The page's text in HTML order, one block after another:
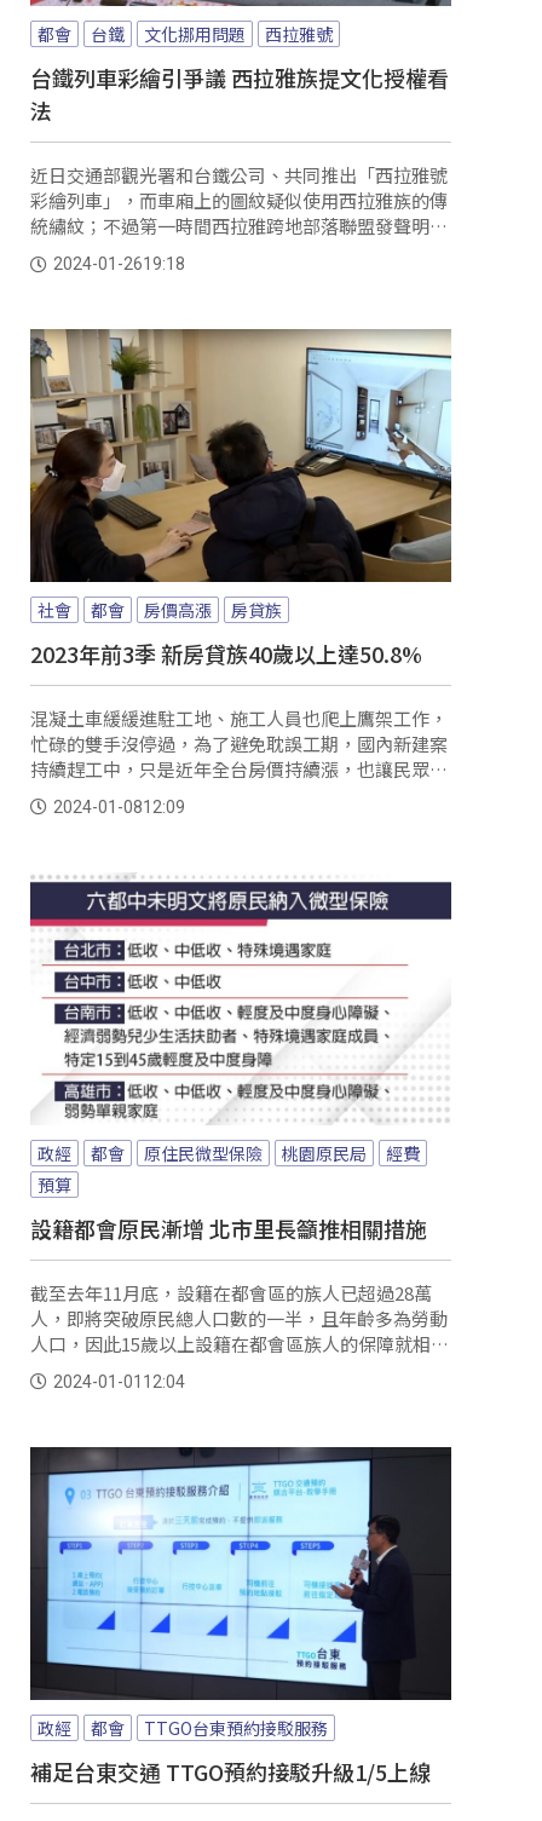
都會 台鐵 文化挪用問題 西拉雅號
台鐵列車彩繪引爭議 西拉雅族提文化授權看
法
近日交通部觀光署和台鐵公司、共同推出「西拉雅號
彩繪列車」，而車廂上的圖紋疑似使用西拉雅族的傳
統繡紋；不過第一時間西拉雅跨地部落聯盟發聲明表
示，彩繪列車是交通部觀光署為西拉雅國家風景區的
推廣及宣傳而設計，和推廣西拉雅族文化或肯認西拉
明。
2024-01-2619:18
社會 都會 房價高漲 房貸族
2023年前3季 新房貸族40歲以上達50.8%
混凝土車緩緩進駐工地、施工人員也爬上鷹架工作，
忙碌的雙手沒停過，為了避免耽誤工期，國內新建案
持續趕工中，只是近年全台房價持續漲，也讓民眾買
房越來越困難；有不動產加值服務平台彙整聯徵中心
資料，結果發現近10年來全台貸款買房民眾年齡明顯
50.8%，平
2024-01-0812:09
政經 都會 原住民微型保險 桃園原民局
經費
預算
設籍都會原民漸增 北市里長籲推相關措施
截至去年11月底，設籍在都會區的族人已超過28萬
人，即將突破原民總人口數的一半，且年齡多為勞動
人口，因此15歲以上設籍在都會區族人的保障就相當
重要，104年，桃園市就率先推出針對桃園市15歲以
上的族人設置原住民微型保險，但進一步了解其他直
沒有針對或將原
2024-01-01 12:04
政經 都會 TTGO台東預約接駁服務
補足台東交通 TTGO預約接駁升級1/5上線